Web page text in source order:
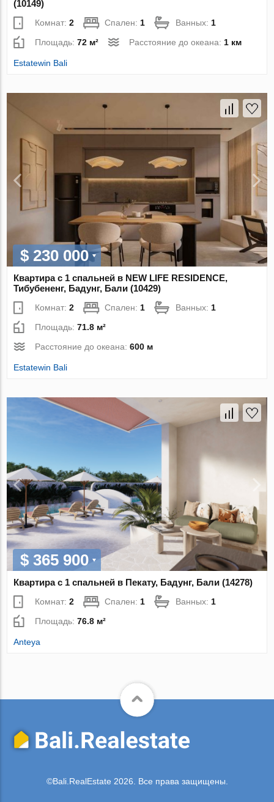
(10149)
Комнат:2 Спален: 1 Ванных: 1
Площадь:72 м² Расстояние до океана: 1 км
Estatewin Bali
$ 230 000
Квартира с 1 спальней в NEW LIFE RESIDENCE,
Тибубененг, Бадунг, Бали (10429)
Комнат:2 Спален: 1 Ванных: 1
Площадь:71.8 м²
Расстояние до океана:600 м
Estatewin Bali
$ 365 900
Квартира с 1 спальней в Пекату, Бадунг, Бали (14278)
Комнат:2 Спален: 1 Ванных: 1
Площадь:76.8 м²
Anteya
©Bali.RealEstate 2026. Все права защищены.